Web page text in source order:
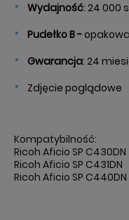
Wydajność: 24 000
Pudełko B -
Gwarancja: 24
Zdjęcie poglądowe
Kompatybilność:
Ricoh Aficio SP C430DN
Ricoh Aficio SP C431DN
Ricoh Aficio SP C440DN